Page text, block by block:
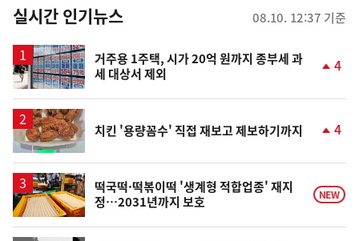
뉴
스
실시간 인기뉴스 08.10. 12:37 기준
거주용 1주택, 시가 20억 원까지 종부세 과
세 대상서 제외
상
4
치킨 '용량꼼수' 직접 재보고 제보하기까지
상
승
4
떡국떡·떡볶이떡 '생계형 적합업종' 재지
정…2031년까지 보호
NEW